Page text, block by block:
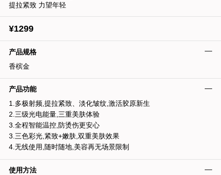
提拉紧致 力望年轻
¥1299
产品规格
香槟金
产品功能
1.多极射频,提拉紧致、淡化皱纹,激活胶原新生
2.三级光电能量,三重美肤体验
3.全程智能温控,防烫伤更安心
3.三色彩光,紧致+嫩肤,双重美肤效果
4.无线使用,随时随地,美容再无场景限制
使用方法